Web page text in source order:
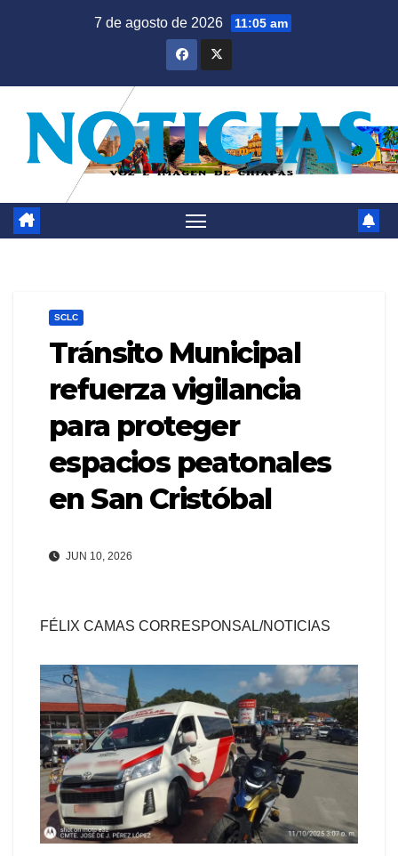
7 de agosto de 2026 11:05 am
SCLC
Tránsito Municipal
refuerza vigilancia
para proteger
espacios peatonales
en San Cristóbal
JUN 10, 2026
FÉLIX CAMAS CORRESPONSAL/NOTICIAS